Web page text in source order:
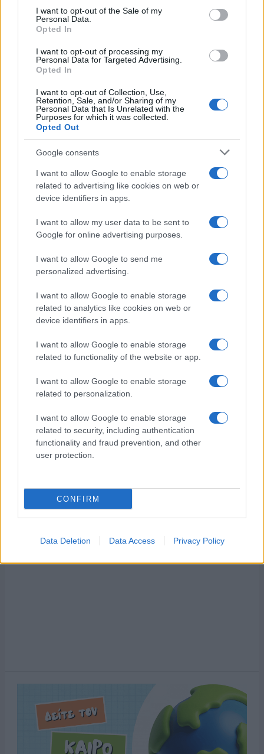
consent section.
I want to opt-out of the Sale of my
Personal Data.
Opted In
I want to opt-out of processing my
Personal Data for Targeted Advertising.
Opted In
I want to opt-out of Collection, Use,
Retention, Sale, and/or Sharing of my
Personal Data that Is Unrelated with the
Purposes for which it was collected.
Opted Out
Google consents
I want to allow Google to enable storage
related to advertising like cookies on web or
device identifiers in apps.
I want to allow my user data to be sent to
Google for online advertising purposes.
I want to allow Google to send me
personalized advertising.
I want to allow Google to enable storage
related to analytics like cookies on web or
device identifiers in apps.
I want to allow Google to enable storage
related to functionality of the website or app.
I want to allow Google to enable storage
related to personalization.
I want to allow Google to enable storage
related to security, including authentication
functionality and fraud prevention, and other
user protection.
CONFIRM
Data Deletion Data Access Privacy Policy
ΔΗΜΟΦΙΛΗ
Ξεκινάει η Strawstream με αγώνες SL1 και SL2
ΑΙΧΜΕΣ: Και άλλες αποχωρήσεις και άλλες συμφωνίες
Με κανάλια από τη Nova και την Magenta TV ξεκινάει η
Ισχυρή η παρέμβαση του Kontra
Πώς ξεκίνησε η Strawstream
και ακίνητα πολιτικών- Ξ εβδομάδα που έκαψε την
εμπιστοσύνη
ΤΟ ΠΑΡΟΝ: Ρυθμιστής ο Αντώνης Σαμαράς – Απειλή για
ΣΚΑΪ: Ολοκληρώνεται η συνεργασία του Ομίλου με τον
Διευθύνοντα Σύμβουλο, κ. Γρηγόρη Δ. Δημητριάδη,